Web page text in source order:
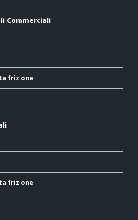
Commerciali
frizione
frizione